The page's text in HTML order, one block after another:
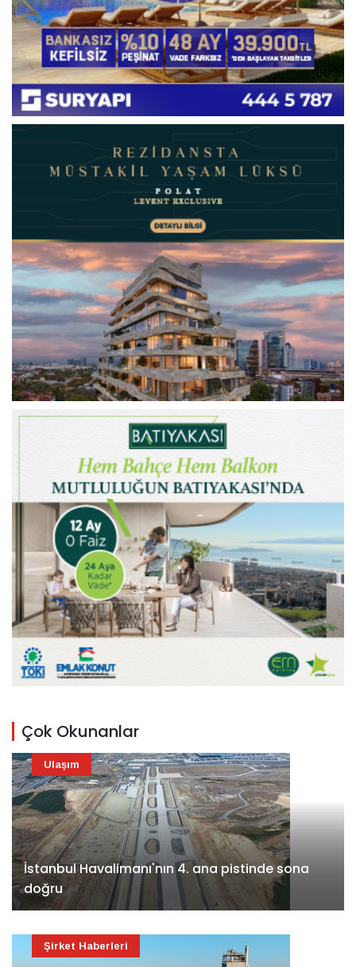
Çok Okunanlar
İstanbul Havalimanı'nın 4. ana pistinde sona
doğru
Ulaşım
Şirket Haberleri